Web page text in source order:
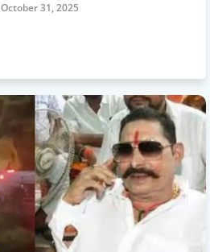
October 31, 2025